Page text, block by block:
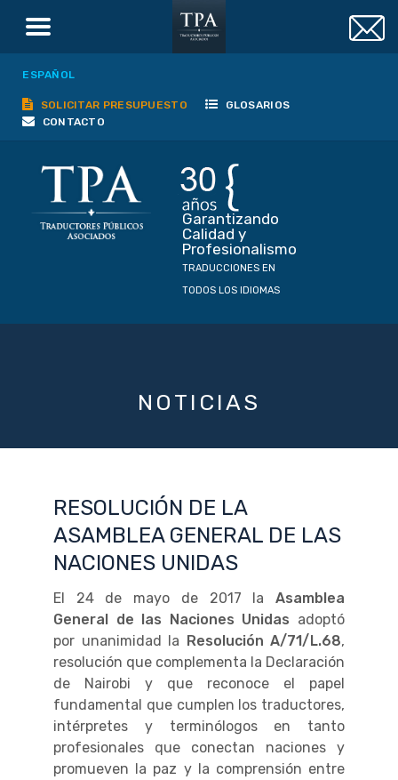
ESPAÑOL
SOLICITAR PRESUPUESTO
GLOSARIOS
CONTACTO
Garantizando
Calidad y
Profesionalismo
TRADUCCIONES EN
TODOS LOS IDIOMAS
NOTICIAS
RESOLUCIÓN DE LA
ASAMBLEA GENERAL DE LAS
NACIONES UNIDAS
El 24 de mayo de 2017 la Asamblea
General de las Naciones Unidas adoptó
por unanimidad la Resolución A/71/L.68,
resolución que complementa la Declaración
de Nairobi y que reconoce el papel
fundamental que cumplen los traductores,
intérpretes y terminólogos en tanto
profesionales que conectan naciones y
promueven la paz y la comprensión entre